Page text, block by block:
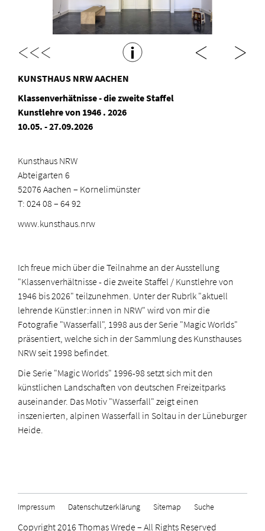
<<<
KUNSTHAUS NRW AACHEN
Klassenverhätnisse - die zweite Staffel
Kunstlehre von 1946 . 2026
10.05. - 27.09.2026
Kunsthaus NRW
Abteigarten 6
52076 Aachen – Kornelimünster
T: 024 08 – 64 92
www.kunsthaus.nrw
Ich freue mich über die Teilnahme an der Ausstellung
"Klassenverhältnisse - die zweite Staffel / Kunstlehre von
1946 bis 2026" teilzunehmen. Unter der Rubrlk "aktuell
lehrende Künstler:innen in NRW" wird von mir die
Fotografie "Wasserfall", 1998 aus der Serie "Magic Worlds"
präsentiert, welche sich in der Sammlung des Kunsthauses
NRW seit 1998 befindet.
Die Serie "Magic Worlds" 1996-98 setzt sich mit den
künstlichen Landschaften von deutschen Freizeitparks
auseinander. Das Motiv "Wasserfall" zeigt einen
inszenierten, alpinen Wasserfall in Soltau in der Lüneburger
Heide.
Impressum Datenschutzerklärung Sitemap Suche
Copyright 2016 Thomas Wrede – All Rights Reserved